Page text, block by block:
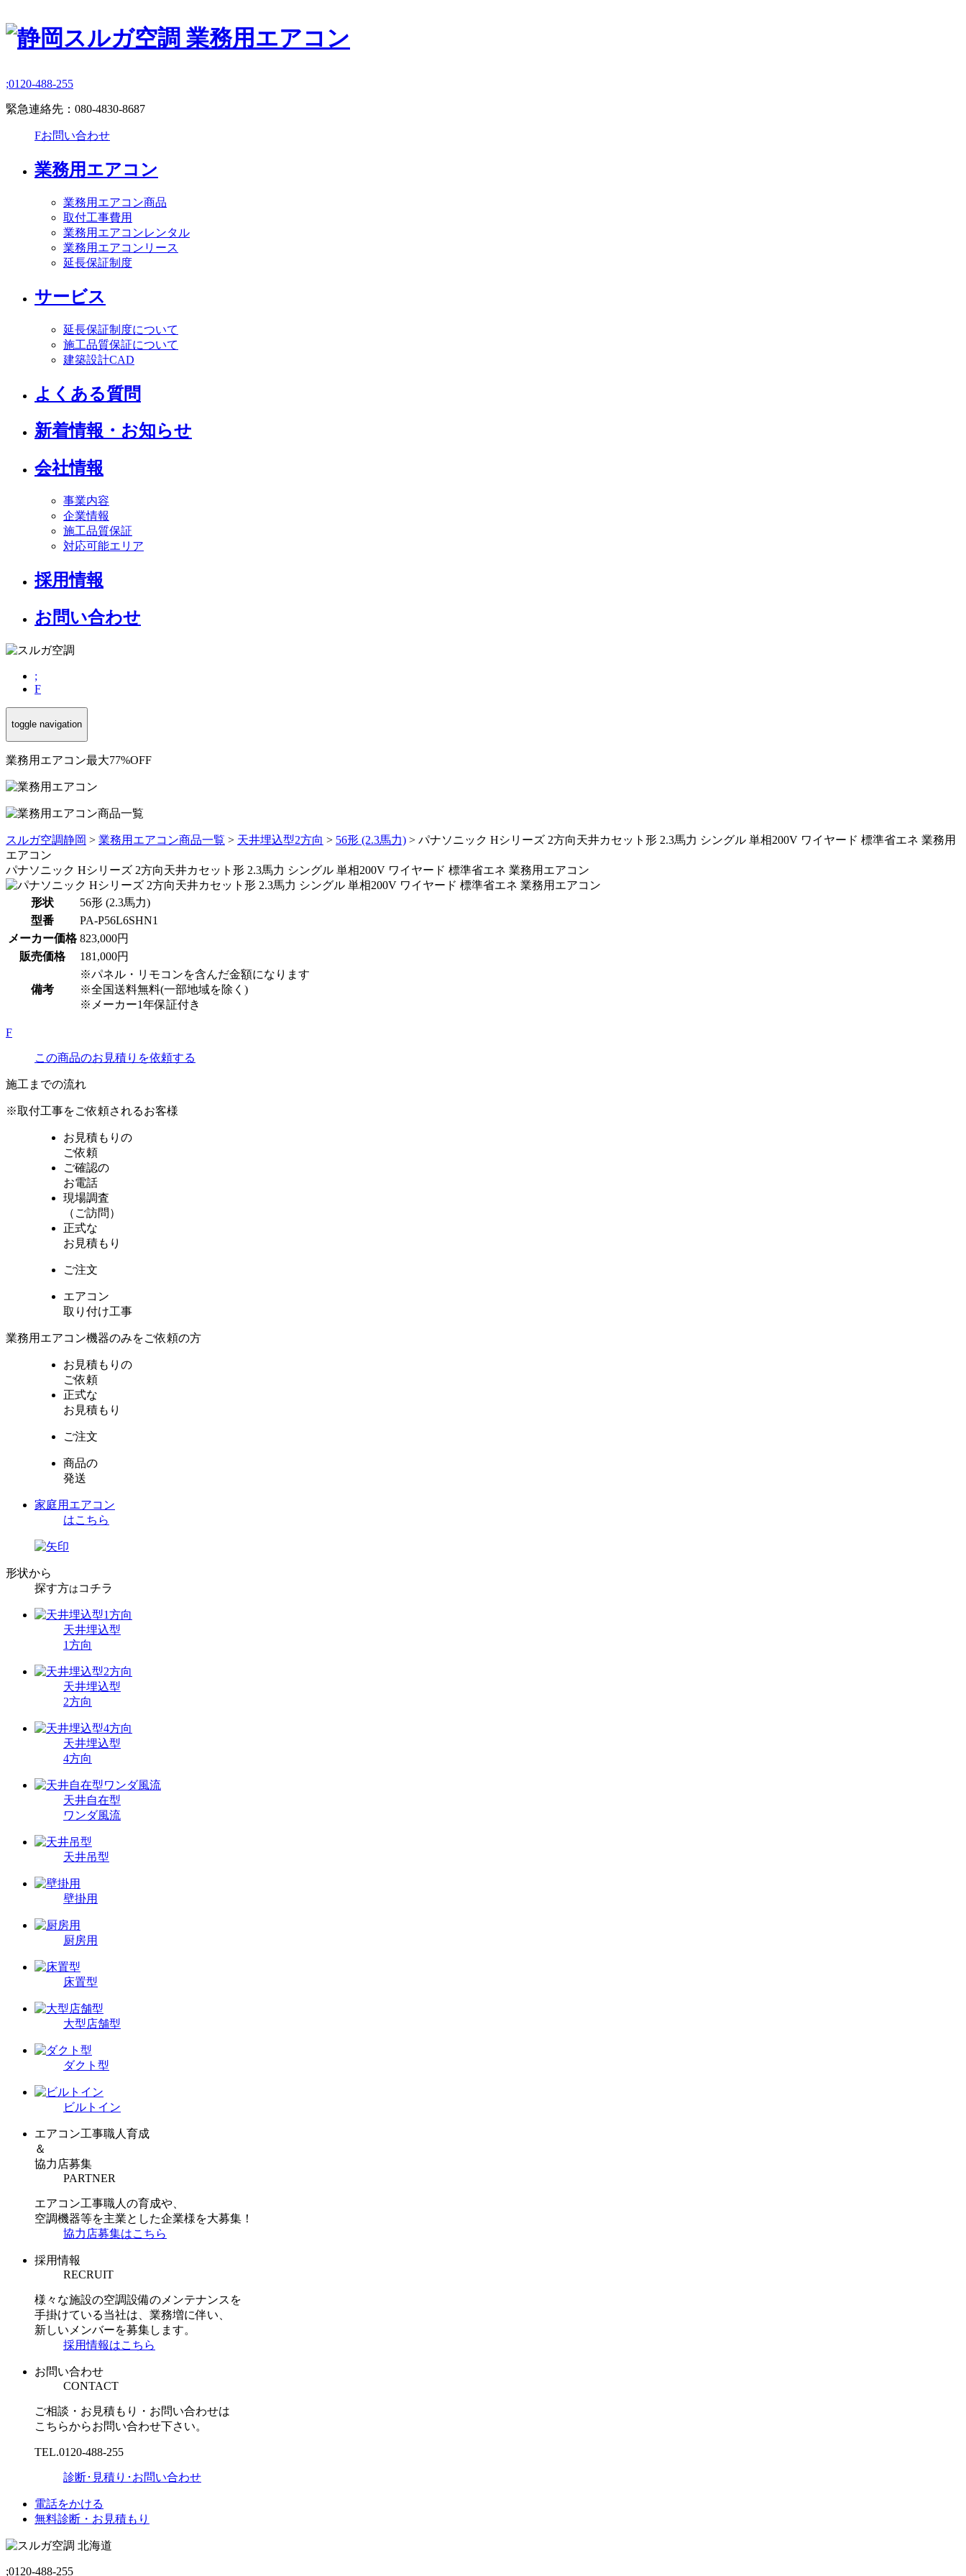
;0120-488-255
緊急連絡先： 080-4830-8687
Fお問い合わせ
業務用エアコン
業務用エアコン商品
取付工事費用
業務用エアコンレンタル
業務用エアコンリース
延長保証制度
サービス
延長保証制度について
施工品質保証について
建築設計CAD
よくある質問
新着情報・お知らせ
会社情報
事業内容
企業情報
施工品質保証
対応可能エリア
採用情報
お問い合わせ
;
F
toggle navigation
業務用エアコン最大77%OFF
スルガ空調静岡 > 業務用エアコン商品一覧 > 天井埋込型2方向 > 56形 (2.3馬力) > パナソニック Hシリーズ 2方向天井カセット形 2.3馬力 シングル 単相200V ワイヤード 標準省エネ 業務用
エアコン
パナソニック Hシリーズ 2方向天井カセット形 2.3馬力 シングル 単相200V ワイヤード 標準省エネ 業務用エアコン
形状
56形 (2.3馬力)
型番
PA-P56L6SHN1
メーカー価格 823,000円
販売価格
181,000円
備考
※パネル・リモコンを含んだ金額になります
※全国送料無料(一部地域を除く)
※メーカー1年保証付き
F
この商品のお見積りを依頼する
施工までの流れ
※取付工事をご依頼されるお客様
お見積もりの
ご依頼
ご確認の
お電話
現場調査
（ご訪問）
正式な
お見積もり
ご注文
エアコン
取り付け工事
業務用エアコン機器のみをご依頼の方
お見積もりの
ご依頼
正式な
お見積もり
ご注文
商品の
発送
家庭用エアコン
はこちら
形状から
探す方は コチラ
天井埋込型
1方向
天井埋込型
2方向
天井埋込型
4方向
天井自在型
ワンダ風流
天井吊型
壁掛用
厨房用
床置型
大型店舗型
ダクト型
ビルトイン
エアコン工事職人育成
＆
協力店募集
PARTNER
エアコン工事職人の育成や、
空調機器等を主業とした企業様を大募集！
協力店募集はこちら
採用情報
RECRUIT
様々な施設の空調設備のメンテナンスを
手掛けている当社は、業務増に伴い、
新しいメンバーを募集します。
採用情報はこちら
お問い合わせ
CONTACT
ご相談・お見積もり・お問い合わせは
こちらからお問い合わせ下さい。
TEL.0120-488-255
診断･見積り･お問い合わせ
電話をかける
無料診断・お見積もり
;0120-488-255